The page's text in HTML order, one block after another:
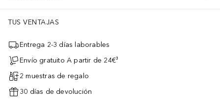
TUS VENTAJAS
Entrega 2-3 días laborables
Envío gratuito A partir de 24€³
2 muestras de regalo
30 días de devolución